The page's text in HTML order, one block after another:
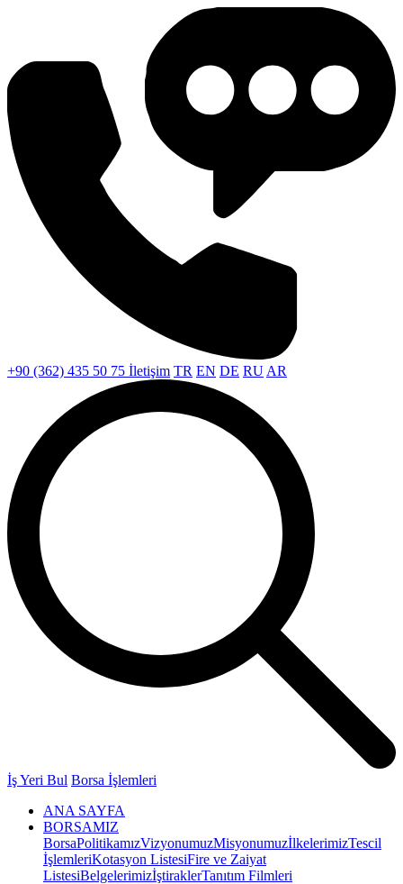
+90 (362) 435 50 75 İletişim TR EN DE RU AR
İş Yeri Bul Borsa İşlemleri
ANA SAYFA
BORSAMIZ
BorsaPolitikamızVizyonumuzMisyonumuzİlkelerimizTescil
İşlemleriKotasyon ListesiFire ve Zaiyat
ListesiBelgelerimizİştiraklerTanıtım Filmleri